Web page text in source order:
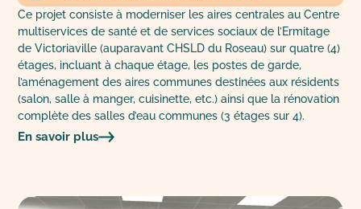
Ce projet consiste à moderniser les aires centrales au Centre
multiservices de santé et de services sociaux de l’Ermitage
de Victoriaville (auparavant CHSLD du Roseau) sur quatre (4)
étages, incluant à chaque étage, les postes de garde,
l’aménagement des aires communes destinées aux résidents
(salon, salle à manger, cuisinette, etc.) ainsi que la rénovation
complète des salles d’eau communes (3 étages sur 4).
En savoir plus